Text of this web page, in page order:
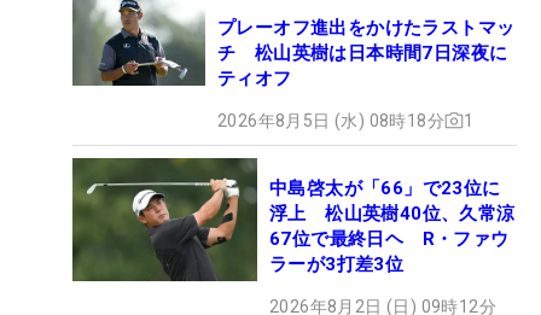
プレーオフ進出をかけたラストマッ
チ 松山英樹は日本時間7日深夜に
ティオフ
2026年8月5日 (水) 08時18分 1
中島啓太が「66」で23位に
浮上 松山英樹40位、久常涼
67位で最終日ヘ R・ファウ
ラーが3打差3位
2026年8月2日 (日) 09時12分